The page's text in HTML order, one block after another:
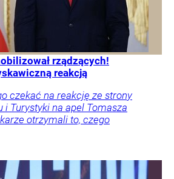
rządzących!
reakcją
czekać na reakcję ze strony
Turystyki na apel Tomasza
otrzymali to, czego